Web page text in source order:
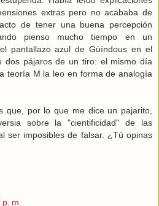
extras pero no acababa de
de tener una buena percepción
pienso mucho tiempo en un
pantallazo azul de Güíndous en el
dos pájaros de un tiro: el mismo día
teoría M la leo en forma de analogía
que, por lo que me dice un pajarito,
sobre la "cientificidad" de las
ser imposibles de falsar. ¿Tú opinas
m.